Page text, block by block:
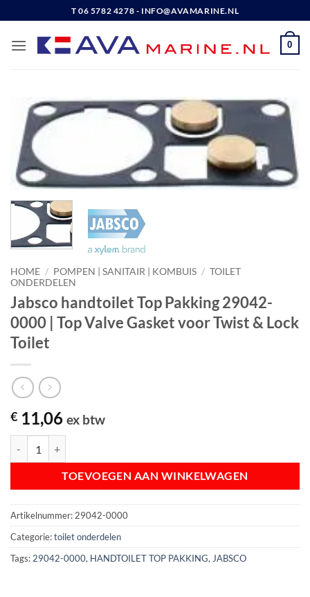
naar
inhoud
T 06 5782 4278 - INFO@AVAMARINE.NL
0
HOME / POMPEN | SANITAIR | KOMBUIS / TOILET
ONDERDELEN
Jabsco handtoilet Top Pakking 29042-
0000 | Top Valve Gasket voor Twist & Lock
Toilet
€ 11,06 ex btw
TOEVOEGEN AAN WINKELWAGEN
Artikelnummer: 29042-0000
Categorie:toilet onderdelen
Tags: 29042-0000, HANDTOILET TOP PAKKING, JABSCO